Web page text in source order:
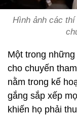
Hình ảnh các
Một trong
cho chuyến
nằm trong kế
gắng sắp xếp
khiến họ phải